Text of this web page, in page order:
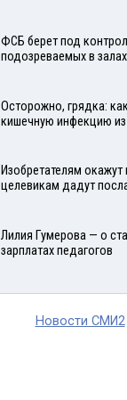
ФСБ берет под
подозреваемых в
Осторожно, грядка:
кишечную инфекцию
Изобретателям
целевикам дадут
Лилия Гумерова — о
зарплатах педагогов
Новости СМИ2